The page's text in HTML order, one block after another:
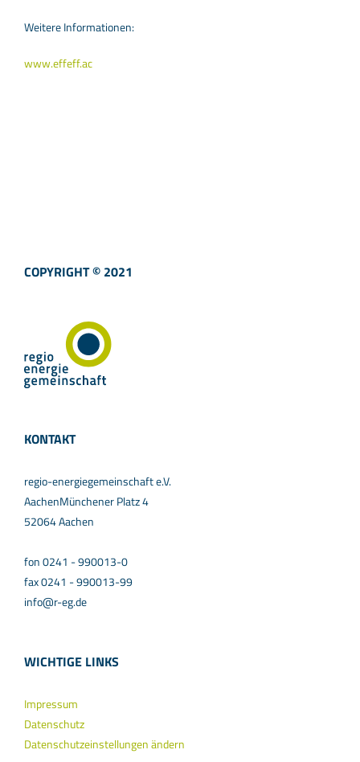
Weitere Informationen:
www.effeff.ac
COPYRIGHT © 2021
KONTAKT
regio-energiegemeinschaft e.V.
AachenMünchener Platz 4
52064 Aachen
fon 0241 - 990013-0
fax 0241 - 990013-99
info@r-eg.de
WICHTIGE LINKS
Impressum
Datenschutz
Datenschutzeinstellungen ändern